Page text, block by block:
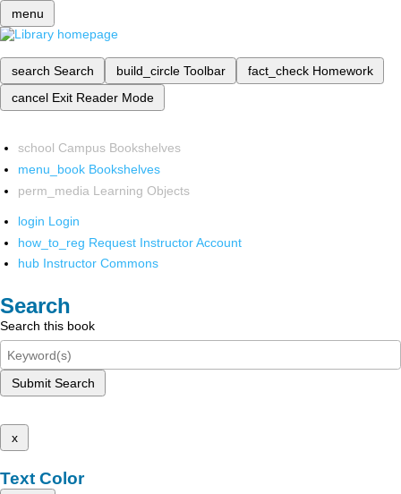
menu
search Search build_circle Toolbar fact_check Homework
cancel Exit Reader Mode
school Campus Bookshelves
menu_book Bookshelves
perm_media Learning Objects
login Login
how_to_reg Request Instructor Account
hub Instructor Commons
Search
Search this book
Submit Search
x
Text Color